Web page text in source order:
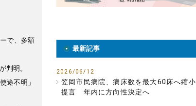
で、多額
判明。
途不明」
最新記事
2026/06/12
笠岡市民病院、病床数を最大60床へ縮小
提言 年内に方向性決定へ